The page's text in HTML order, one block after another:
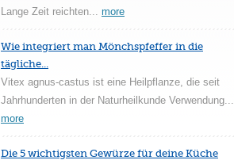
Lange Zeit reichten... more
Wie integriert man Mönchspfeffer in die
tägliche...
Vitex agnus-castus ist eine Heilpflanze, die seit
Jahrhunderten in der Naturheilkunde Verwendung...
more
Die 5 wichtigsten Gewürze für deine Küche